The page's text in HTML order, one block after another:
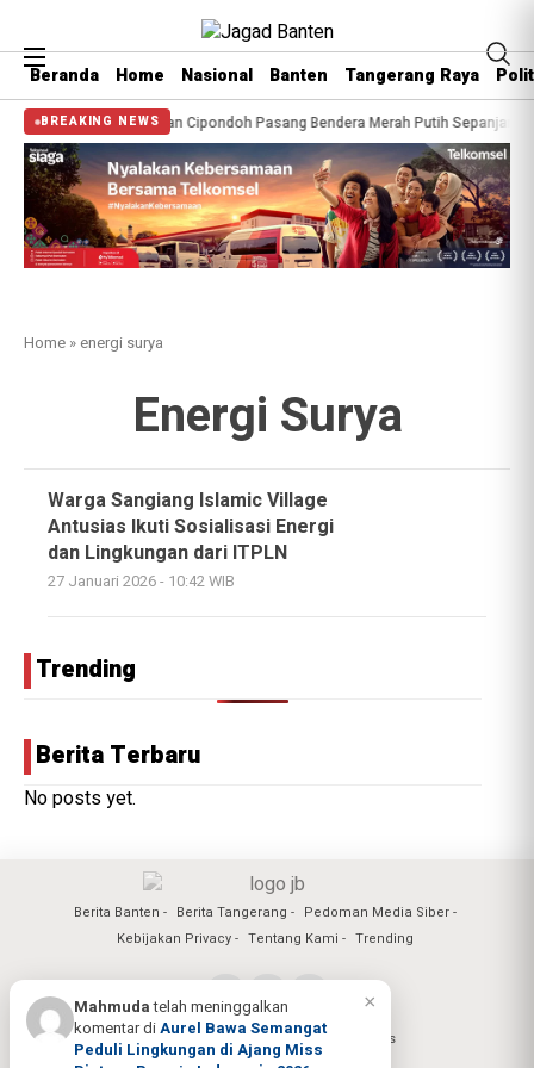
Beranda Home Nasional Banten Tangerang Raya
BREAKING NEWS
Warga Kelurahan Cipondoh Pasang Bendera Merah Putih Sepanjang
Home » energi surya
Energi Surya
Warga Sangiang Islamic Village
Antusias Ikuti Sosialisasi Energi
dan Lingkungan dari ITPLN
27 Januari 2026 - 10:42 WIB
Trending
Berita Terbaru
No posts yet.
Berita Banten Berita Tangerang
Pedoman Media Siber
Kebijakan Privacy
Tentang Kami Trending
Copyright @2026 Jagad Banten All Rights
Reserved
×
Mahmudatelah meninggalkan
komentar diAurel Bawa Semangat
Peduli Lingkungan di Ajang Miss